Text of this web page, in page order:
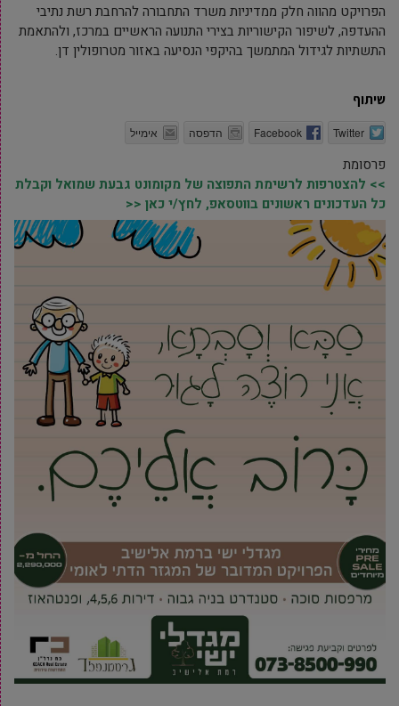
הפרויקט מהווה חלק ממדיניות משרד התחבורה להרחבת רשת נתיבי
ההעדפה,לשיפור הקישוריות בצירי התנועה הראשיים במרכז, ולהתאמת
התשתיות לגידול המתמשך בהיקפי הנסיעה באזור מטרופולין דן.
שיתוף
Twitter
Facebook הדפסה אימייל
פרסומת
>> להצטרפות לרשימת התפוצה של מקומונט גבעת שמואל וקבלת
כל העדכונים ראשונים בווטסאפ, לחץ/י כאן <<